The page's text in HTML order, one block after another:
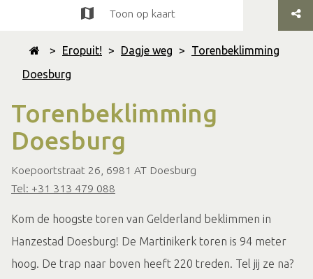
> Eropuit! > Dagje weg >
Torenbeklimming
Doesburg
Torenbeklimming
Doesburg
Koepoortstraat 26, 6981 AT Doesburg
Tel: +31 313 479 088
Toon op kaart
Kom de hoogste toren van Gelderland beklimmen in
Hanzestad Doesburg! De Martinikerk toren is 94 meter
hoog. De trap naar boven heeft 220 treden. Tel jij ze na?